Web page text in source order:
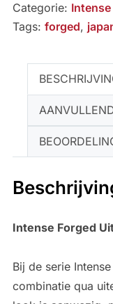
Categorie: Intense
Tags: forged,
Intense Forged
Bij de serie
combinatie qua